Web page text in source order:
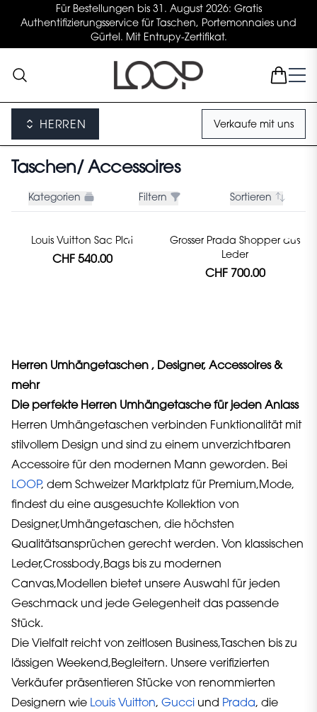
Für Bestellungen bis 31. August 2026: Gratis
Authentifizierungsservice für Taschen, Portemonnaies und
Gürtel. Mit Entrupy-Zertifikat.
HERREN Verkaufe mit uns
Taschen/ Accessoires
Kategorien Filtern Sortieren
Louis Vuitton Sac Plat
CHF 540.00
Grosser Prada Shopper aus
Leder
CHF 700.00
Herren Umhängetaschen , Designer, Accessoires &
mehr
Die perfekte Herren Umhängetasche für jeden Anlass
Herren Umhängetaschen verbinden Funktionalität mit
stilvollem Design und sind zu einem unverzichtbaren
Accessoire für den modernen Mann geworden. Bei
LOOP, dem Schweizer Marktplatz für Premium,Mode,
findest du eine ausgesuchte Kollektion von
Designer,Umhängetaschen, die höchsten
Qualitätsansprüchen gerecht werden. Von klassischen
Leder,Crossbody,Bags bis zu modernen
Canvas,Modellen bietet unsere Auswahl für jeden
Geschmack und jede Gelegenheit das passende
Stück.
Die Vielfalt reicht von zeitlosen Business,Taschen bis zu
lässigen Weekend,Begleitern. Unsere verifizierten
Verkäufer präsentieren Stücke von renommierten
Designern wie Louis Vuitton, Gucci und Prada, die